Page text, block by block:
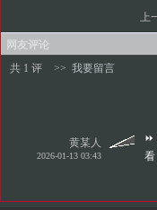
上
网友评论
共 1 评
>> 我要留言
黄某人
2026-01-13 03:43
看